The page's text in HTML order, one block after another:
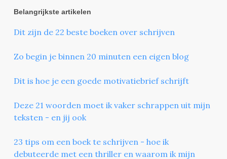
Belangrijkste artikelen
Dit zijn de 22 beste boeken over schrijven
Zo begin je binnen 20 minuten een eigen blog
Dit is hoe je een goede motivatiebrief schrijft
Deze 21 woorden moet ik vaker schrappen uit mijn
teksten - en jij ook
23 tips om een boek te schrijven - hoe ik
debuteerde met een thriller en waarom ik mijn